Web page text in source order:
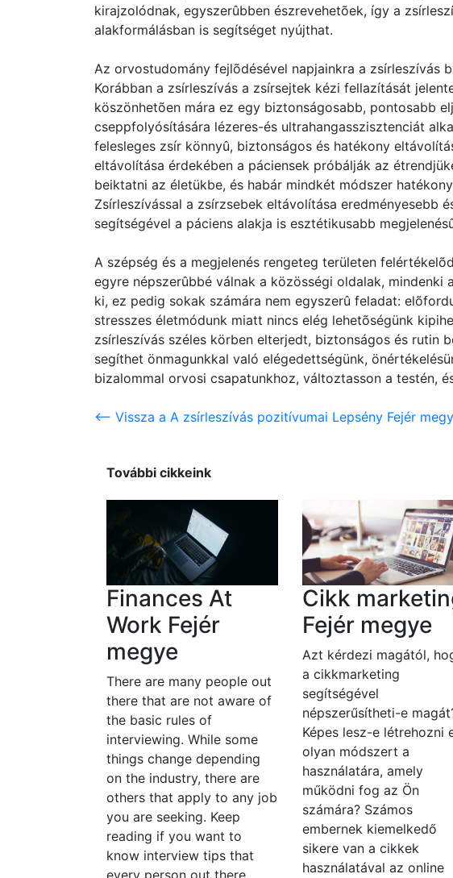
kirajzolódnak, egyszerûbben észrevehetõek, így a
alakformálásban is segítséget nyújthat.
Az orvostudomány fejlõdésével napjainkra a zsírleszívás
Korábban a zsírleszívás a zsírsejtek kézi fellazítását
köszönhetõen mára ez egy biztonságosabb, pontosabb
cseppfolyósítására lézeres-és ultrahangasszisztenciát
felesleges zsír könnyû, biztonságos és hatékony
eltávolítása érdekében a páciensek próbálják az
beiktatni az életükbe, és habár mindkét módszer
Zsírleszívással a zsírzsebek eltávolítása eredményesebb
segítségével a páciens alakja is esztétikusabb
A szépség és a megjelenés rengeteg területen
egyre népszerûbbé válnak a közösségi oldalak, mindenki
ki, ez pedig sokak számára nem egyszerû feladat:
stresszes életmódunk miatt nincs elég lehetõségünk
zsírleszívás széles körben elterjedt, biztonságos és rutin
segíthet önmagunkkal való elégedettségünk,
bizalommal orvosi csapatunkhoz, változtasson a testén,
<-- Vissza a A zsírleszívás pozitívumai Lepsény Fejér
További cikkeink
Finances At
Work Fejér
megye
There are many people out
there that are not aware of
the basic rules of
interviewing. While some
things change depending
on the industry, there are
others that apply to any job
you are seeking. Keep
reading if you want to
know interview tips that
Cikk
Fejér megye
Azt kérdezi magától,
a cikkmarketing
segítségével
népszerűsítheti-e
Képes lesz-e létrehozni
olyan módszert a
használatára, amely
működni fog az Ön
számára? Számos
embernek kiemelkedő
sikere van a cikkek
használatával az online